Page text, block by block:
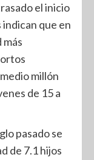
el inicio
indican que en
más
millón
de 15 a
pasado se
de 7.1 hijos